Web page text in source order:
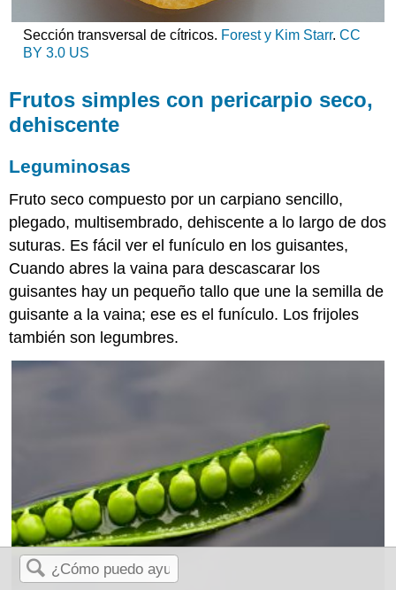
Sección transversal de cítricos. Forest y Kim Starr. CC
BY 3.0 US
Frutos simples con pericarpio seco,
dehiscente
Leguminosas
Fruto seco compuesto por un carpiano sencillo,
plegado, multisembrado, dehiscente a lo largo de dos
suturas. Es fácil ver el funículo en los guisantes,
Cuando abres la vaina para descascarar los
guisantes hay un pequeño tallo que une la semilla de
guisante a la vaina; ese es el funículo. Los frijoles
también son legumbres.